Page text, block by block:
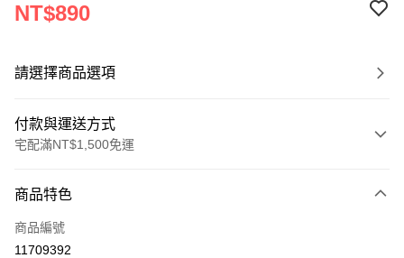
NT$890
請選擇商品選項
付款與運送方式
宅配滿NT$1,500免運
信用卡一次付款
信用卡分期付款
商品特色
商品編號
11709392